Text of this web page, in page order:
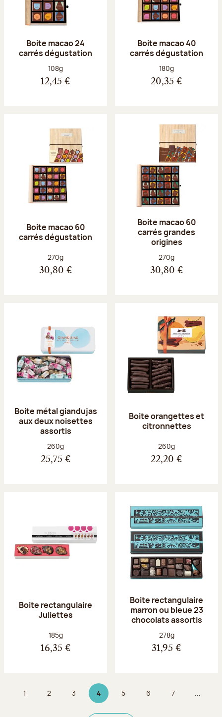
Boite macao 24
carrés dégustation
Poids net :
108g
12,45 €
Boite macao 40
carrés dégustation
Poids net :
180g
20,35 €
Boite macao 60
carrés dégustation
Poids net :
270g
30,80 €
Boite macao 60
carrés grandes
origines
Poids net :
270g
30,80 €
Boite métal giandujas
aux deux noisettes
assortis
Poids net :
260g
25,75 €
Boite orangettes et
citronnettes
Poids net :
260g
22,20 €
Boite rectangulaire
Juliettes
Poids net :
185g
16,35 €
Boite rectangulaire
marron ou bleue 23
chocolats assortis
Poids net :
278g
31,95 €
Page
1 Page
2 Page
3 4Page 4 sur 9
Page
5 Page
6 Page
7 ...